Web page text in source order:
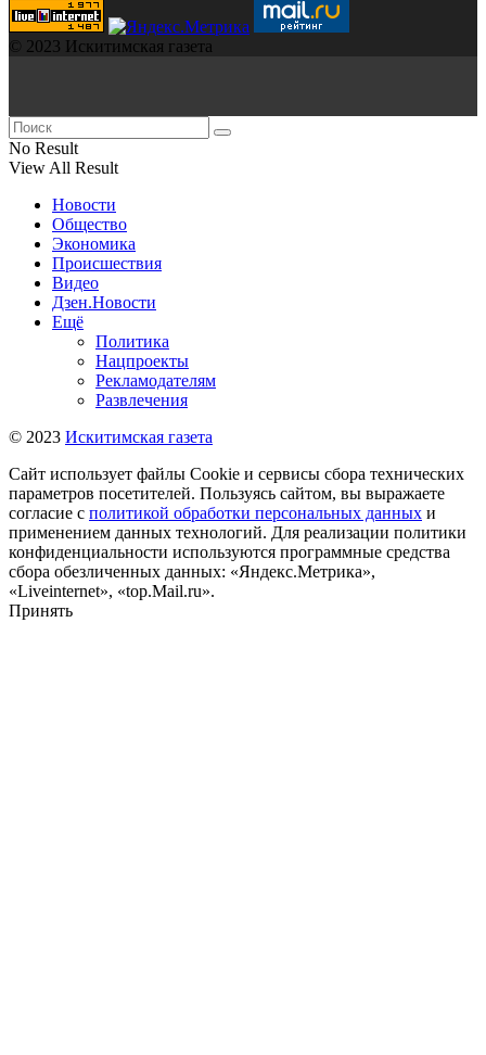
© 2023 Искитимская газета
No Result
View All Result
Новости
Общество
Экономика
Происшествия
Видео
Дзен.Новости
Ещё
Политика
Нацпроекты
Рекламодателям
Развлечения
© 2023 Искитимская газета
Сайт использует файлы Cookie и сервисы сбора технических
параметров посетителей. Пользуясь сайтом, вы выражаете
согласие с политикой обработки персональных данных и
применением данных технологий. Для реализации политики
конфиденциальности используются программные средства
сбора обезличенных данных: «Яндекс.Метрика»,
«Liveinternet», «top.Mail.ru».
Принять